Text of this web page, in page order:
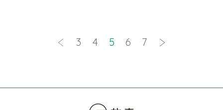
3 4 5 6 7